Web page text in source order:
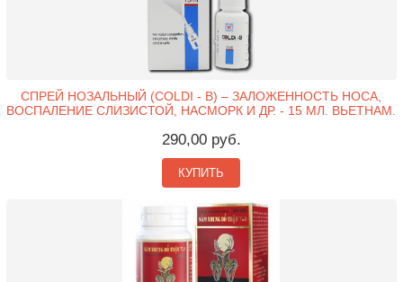
СПРЕЙ НОЗАЛЬНЫЙ (COLDI - B) – ЗАЛОЖЕННОСТЬ НОСА,
ВОСПАЛЕНИЕ СЛИЗИСТОЙ, НАСМОРК И ДР. - 15 МЛ. ВЬЕТНАМ.
290,00 руб.
КУПИТЬ